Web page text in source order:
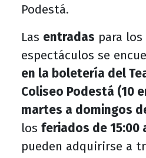
Podestá.
Las entradas para
espectáculos se
en la boletería del
Coliseo Podestá (10
martes a domingos
los feriados de 15:00
pueden adquirirse a